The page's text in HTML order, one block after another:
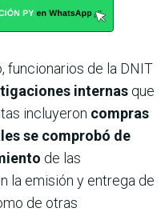
funcionarios de la DNIT
internas que
incluyeron compras
se comprobó de
de las
la emisión y entrega de
de otras